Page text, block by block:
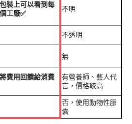
裝上可以看到每
工廠✅
不明
不透明
無
費用回饋給消費
有營養師、藝人代
言，價格較高
否，使用動物性膠
囊